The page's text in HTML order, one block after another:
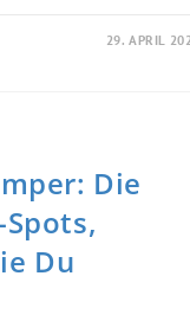
29. APRIL
Die
Du